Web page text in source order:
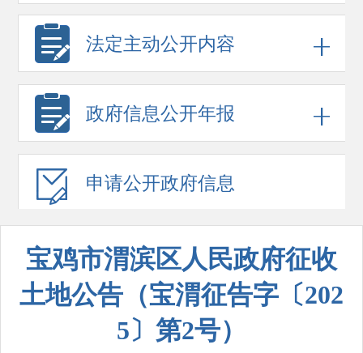
法定主动公开内容
政府信息公开年报
申请公开政府信息
宝鸡市渭滨区人民政府征收
土地公告（宝渭征告字〔202
5〕第2号）